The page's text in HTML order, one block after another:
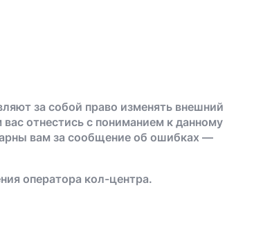
за собой право изменять внешний
отнестись с пониманием к данному
вам за сообщение об ошибках —
оператора кол-центра.